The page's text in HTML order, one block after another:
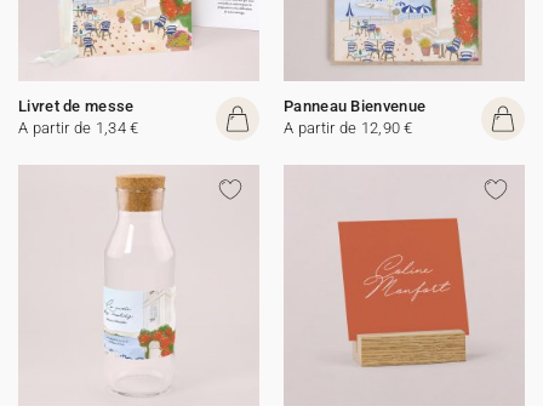
Livret de messe
A partir de 1,34 €
Panneau Bienvenue
A partir de 12,90 €